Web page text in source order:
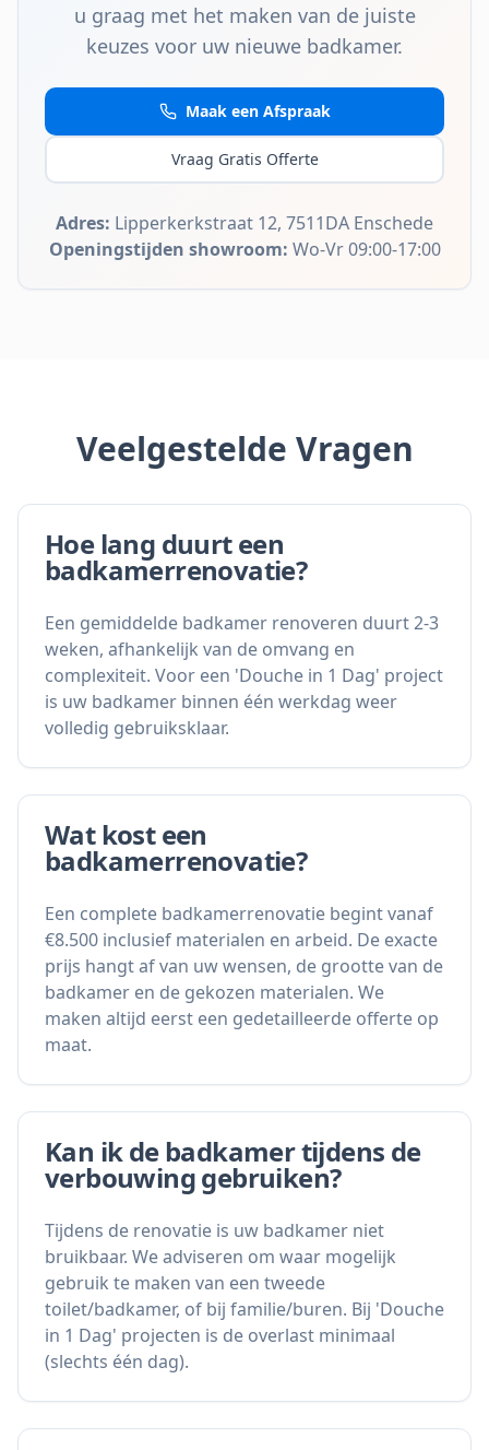
u graag met het maken van de juiste
keuzes voor uw nieuwe badkamer.
Maak een Afspraak
Vraag Gratis Offerte
Adres: Lipperkerkstraat 12, 7511DA Enschede
Openingstijden showroom: Wo-Vr 09:00-17:00
Veelgestelde Vragen
Hoe lang duurt een
badkamerrenovatie?
Een gemiddelde badkamer renoveren duurt 2-3
weken, afhankelijk van de omvang en
complexiteit. Voor een 'Douche in 1 Dag' project
is uw badkamer binnen één werkdag weer
volledig gebruiksklaar.
Wat kost een
badkamerrenovatie?
Een complete badkamerrenovatie begint vanaf
€8.500 inclusief materialen en arbeid. De exacte
prijs hangt af van uw wensen, de grootte van de
badkamer en de gekozen materialen. We
maken altijd eerst een gedetailleerde offerte op
maat.
Kan ik de badkamer tijdens de
verbouwing gebruiken?
Tijdens de renovatie is uw badkamer niet
bruikbaar. We adviseren om waar mogelijk
gebruik te maken van een tweede
toilet/badkamer, of bij familie/buren. Bij 'Douche
in 1 Dag' projecten is de overlast minimaal
(slechts één dag).